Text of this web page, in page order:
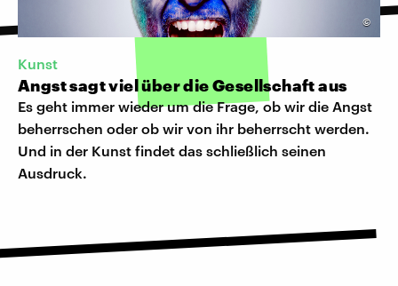
©
Kunst
Angst sagt viel über die Gesellschaft aus
Es geht immer wieder um die Frage, ob wir die Angst
beherrschen oder ob wir von ihr beherrscht werden.
Und in der Kunst findet das schließlich seinen
Ausdruck.